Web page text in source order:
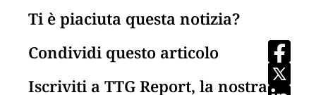
Ti è piaciuta questa notizia?
Condividi questo articolo
Iscriviti a TTG Report, la nostra